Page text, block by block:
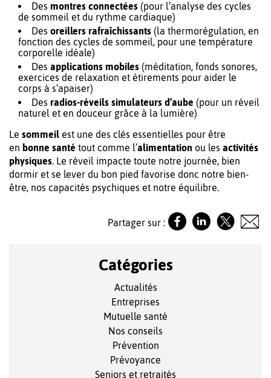
Des montres connectées (pour l’analyse des cycles
de sommeil et du rythme cardiaque)
Des oreillers rafraîchissants (la thermorégulation, en
fonction des cycles de sommeil, pour une température
corporelle idéale)
Des applications mobiles (méditation, fonds sonores,
exercices de relaxation et étirements pour aider le
corps à s’apaiser)
Des radios-réveils simulateurs d’aube (pour un réveil
naturel et en douceur grâce à la lumière)
Le sommeil est une des clés essentielles pour être
en bonne santé tout comme l’alimentation ou les activités
physiques. Le réveil impacte toute notre journée, bien
dormir et se lever du bon pied favorise donc notre bien-
être, nos capacités psychiques et notre équilibre.
Partager sur :
Catégories
Actualités
Entreprises
Mutuelle santé
Nos conseils
Prévention
Prévoyance
Seniors et retraités